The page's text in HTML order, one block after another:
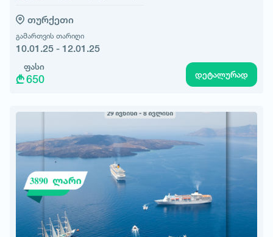
თურქეთი
გამართვის თარიღი
10.01.25 - 12.01.25
ფასი
650 დეტალურად